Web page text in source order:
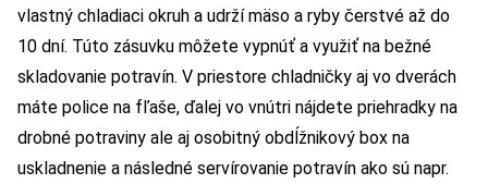
vlastný chladiaci okruh a udrží mäso a ryby čerstvé až do
10 dní. Túto zásuvku môžete vypnúť a využiť na bežné
skladovanie potravín. V priestore chladničky aj vo dverách
máte police na fľaše, ďalej vo vnútri nájdete priehradky na
drobné potraviny ale aj osobitný obdĺžnikový box na
uskladnenie a následné servírovanie potravín ako sú napr.